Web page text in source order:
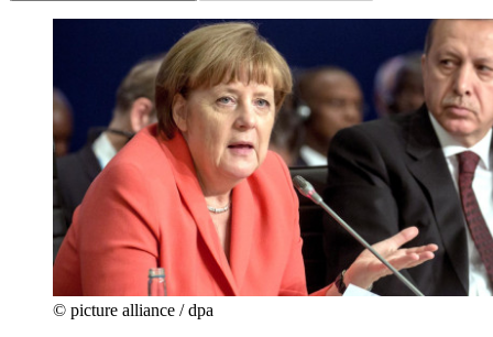
© picture alliance / dpa